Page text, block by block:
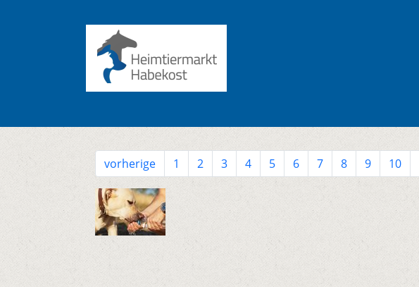
vorherige 1 2 3 4 5 6 7 8 9 10